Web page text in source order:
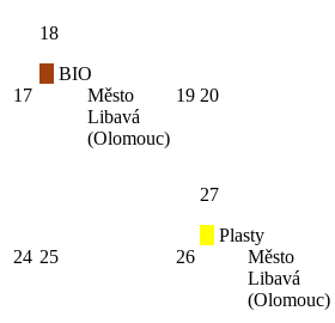
17
18
BIO
Město
Libavá
(Olomouc)
19 20
24 25 26
27
Plasty
Město
Libavá
(Olomouc)